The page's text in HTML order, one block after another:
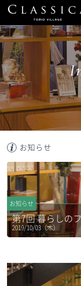
お知らせ
お知らせ
第7回 暮らしの
2019/10/03（木）